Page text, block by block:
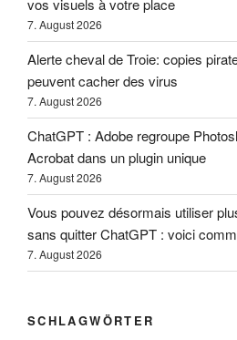
vos visuels à votre place
7. August 2026
Alerte cheval de Troie: copies
peuvent cacher des virus
7. August 2026
ChatGPT : Adobe regroupe
Acrobat dans un plugin unique
7. August 2026
Vous pouvez désormais utiliser
sans quitter ChatGPT : voici
7. August 2026
SCHLAGWÖRTER